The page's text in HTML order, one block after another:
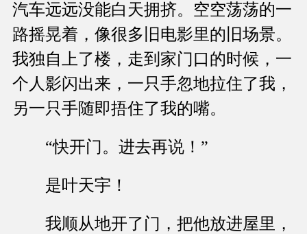
汽车远远没能白天拥挤。空空荡荡的一
路摇晃着，像很多旧电影里的旧场景。
我独自上了楼，走到家门口的时候，一
个人影闪出来，一只手忽地拉住了我，
另一只手随即捂住了我的嘴。
“快开门。进去再说！”
是叶天宇！
我顺从地开了门，把他放进屋里，